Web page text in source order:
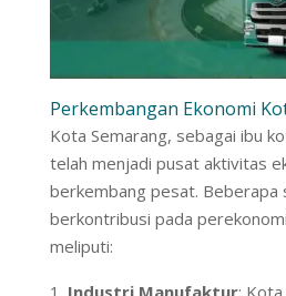
Perkembangan Ekonomi
Kota Semarang, sebagai ibu
telah menjadi pusat aktivitas
berkembang pesat. Beberapa
berkontribusi pada
meliputi: